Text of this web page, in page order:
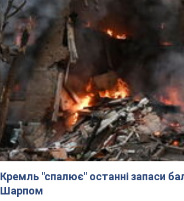
Кремль "спалює" останні запаси
Шарпом